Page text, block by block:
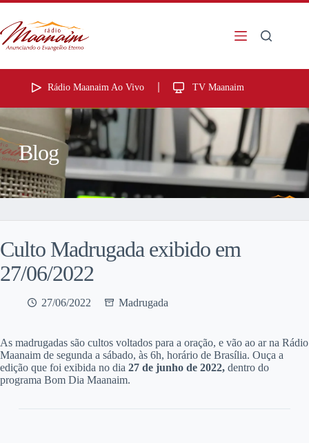
Rádio Maanaim Ao Vivo TV Maanaim
Blog
Culto Madrugada exibido em
27/06/2022
27/06/2022 Madrugada
As madrugadas são cultos voltados para a oração, e vão ao ar na Rádio
Maanaim de segunda a sábado, às 6h, horário de Brasília. Ouça a
edição que foi exibida no dia 27 de junho de 2022, dentro do
programa Bom Dia Maanaim.